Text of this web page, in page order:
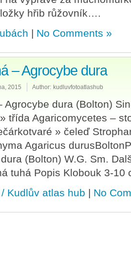
hřib růžovník….
| No Comments »
– Agrocybe dura
2015 Author: kudluvfotoatlashub
Agrocybe dura (Bolton)
třída Agaricomycetes –
» čeleď
Agaricus
(Bolton) W.G. Sm.
tuhá Popis Klobouk 3-
Kudlův atlas hub | No